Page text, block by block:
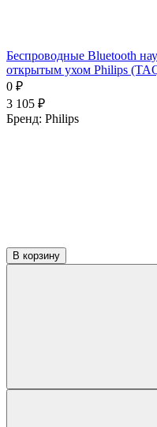
Беспроводные Bluetooth
открытым ухом Philips
0 ₽
3 105 ₽
Бренд: Philips
В корзину